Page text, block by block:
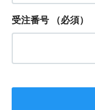
受注番号 （必須）